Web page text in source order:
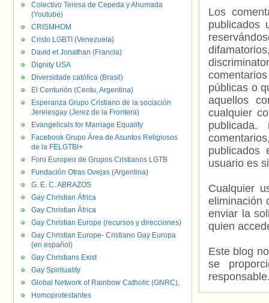
Los
publicados
públicas o
aquellos
cualquier
usuario es
Cualquier
eliminación
enviar la
quien
Este blog
se
Colectivo Teresa de Cepeda y Ahumada
(Youtube)
CRISMHOM
Cristo LGBTI (Venezuela)
David et Jonathan (Francia)
Dignity USA
Diversidade católica (Brasil)
El Centurión (Centu, Argentina)
Esperanza Grupo Cristiano de la sociación
Jerelesgay (Jerez de la Frontera)
Evangelicals for Marriage Equality
Facebook Grupo Área de Asuntos Religiosos
de la FELGTBI+
Foro Europeo de Grupos Cristianos LGTB
Fundación Otras Ovejas (Argentina)
G. E. C. ABRAZOS
Gay Christian África
Gay Christian África
Gay Christian Europe (recursos y direcciones)
Gay Christian Europe- Cristiano Gay Europa
(en español)
Gay Christians Exist
Gay Spirituality
Global Network of Rainbow Catholic (GNRC),
Homoprotestantes